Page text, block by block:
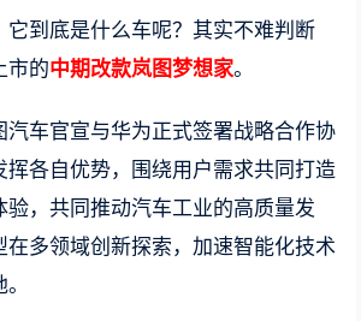
它到底是什么车呢？其实不难判断
市的中期改款岚图梦想家。
汽车官宣与华为正式签署战略合作协
挥各自优势，围绕用户需求共同打造
验，共同推动汽车工业的高质量发
在多领域创新探索，加速智能化技术